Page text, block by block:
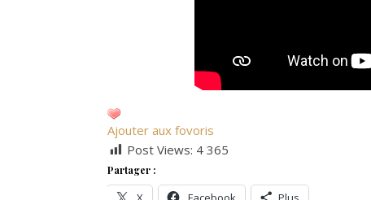
Ajouter aux fovoris
Post Views: 4 365
Partager :